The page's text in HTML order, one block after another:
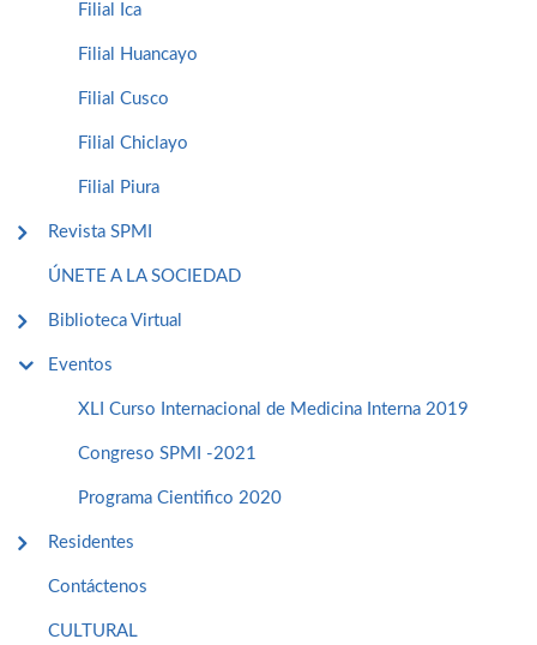
Filial Ica
Filial Huancayo
Filial Cusco
Filial Chiclayo
Filial Piura
Revista SPMI
ÚNETE A LA SOCIEDAD
Biblioteca Virtual
Eventos
XLI Curso Internacional de Medicina Interna 2019
Congreso SPMI -2021
Programa Cientifico 2020
Residentes
Contáctenos
CULTURAL